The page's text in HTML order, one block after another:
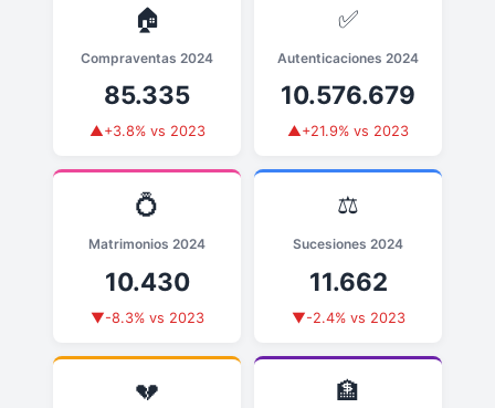
🏠
Compraventas 2024
85.335
▲+3.8% vs 2023
✅
Autenticaciones 2024
10.576.679
▲+21.9% vs 2023
💍
Matrimonios 2024
10.430
▼-8.3% vs 2023
⚖️
Sucesiones 2024
11.662
▼-2.4% vs 2023
💔 🏦